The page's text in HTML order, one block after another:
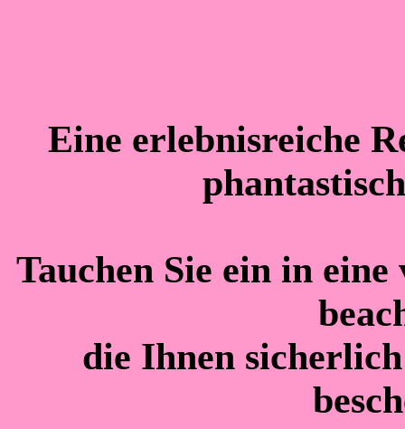
Eine erlebnisreiche
Tauchen Sie ein in
die Ihnen